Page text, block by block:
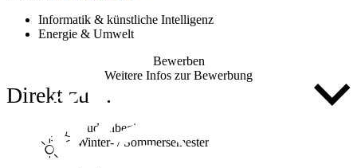
Informatik & künstliche Intelligenz
Energie & Umwelt
Bewerben
Weitere Infos zur Bewerbung
Direkt zu ...
Studienbeginn
Winter- / Sommersemester